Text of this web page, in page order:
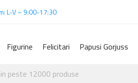
L-V – 9:00-17:30
Figurine Felicitari Papusi Gorjuss